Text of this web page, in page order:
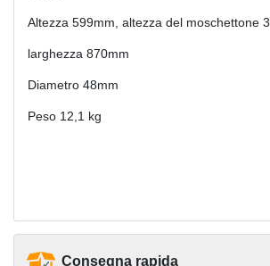
Altezza 599mm, altezza del moschettone
larghezza 870mm
Diametro 48mm
Peso 12,1 kg
Consegna rapida